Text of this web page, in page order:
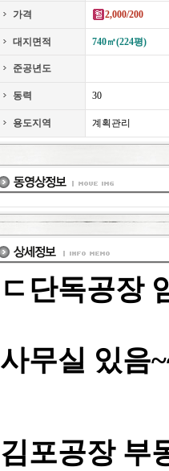
가격 2,000/200
대지면적 740㎡(224평)
준공년도
동력 30
용도지역 계획관리
ㄷ단독공장
사무실 있음
김포공장 부